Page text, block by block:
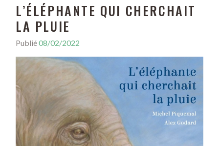
L’ÉLÉPHANTE QUI CHERCHAIT
LA PLUIE
Publié08/02/2022